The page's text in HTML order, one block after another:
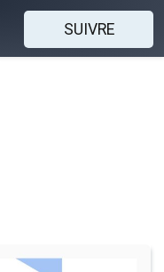
SUIVRE